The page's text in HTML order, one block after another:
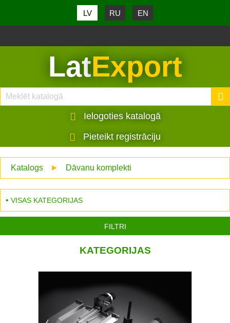
LV RU EN
LatExport
Ielogoties katalogā
Pieteikt registrāciju
Katalogs ► Dāvanu komplekti
VISAS KATEGORIJAS
FILTRI
KATEGORIJAS